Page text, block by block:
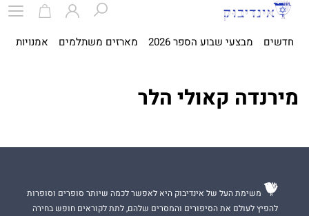
חדשים מבצעי שבוע הספר 2026 מארזים משתלמים אמנויות
מירנדה קאולי הלר
משימת העל של אינדיבוק היא לאפשר לכמה שיותר סופרים וסופרות
להפיץ לעולם את הסיפורים והמסרים שלהם, לתת לקוראים חופש בחירה